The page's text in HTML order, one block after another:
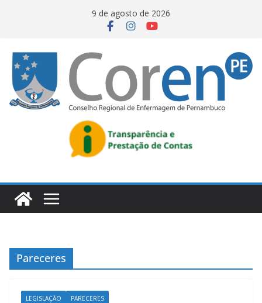
9 de agosto de 2026
Pareceres
LEGISLAÇÃO PARECERES